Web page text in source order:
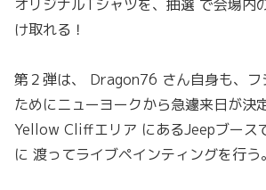
オリジナルTシャツを、抽選 で会場内
け取れる！
第２弾は、 Dragon76 さん自身も、
ためにニューヨークから急遽来日が決
Yellow Cliffエリア にあるJeepブース
に 渡ってライブペインティングを行う。